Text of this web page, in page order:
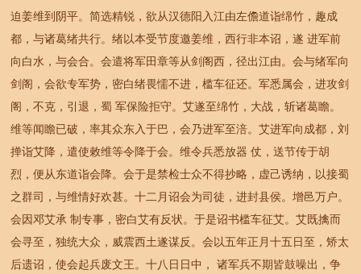
迫姜维到阴平。简选精锐，欲从汉德阳入江由左儋道诣绵竹，趣成
都，与诸葛绪共行。绪以本受节度邀姜维，西行非本诏，遂 进军前
向白水，与会合。会遣将军田章等从剑阁西，径出江由。会与绪军向
剑阁，会欲专军势，密白绪畏懦不进，槛车征还。军悉属会，进攻剑
阁，不克，引退，蜀 军保险拒守。艾遂至绵竹，大战，斩诸葛瞻。
维等闻瞻已破，率其众东入于巴，会乃进军至涪。艾进军向成都，刘
掸诣艾降，遣使敕维等令降于会。维令兵悉放器 仗，送节传于胡
烈，便从东道诣会降。会于是禁检士众不得抄略，虚己诱纳，以接蜀
之群司，与维情好欢甚。十二月诏会为司徒，进封县侯。增邑万户。
会因邓艾承 制专事，密白艾有反状。于是诏书槛车征艾。艾既擒而
会寻至，独统大众，威震西土遂谋反。会以五年正月十五日至，矫太
后遗诏，使会起兵废文王。十八日日中， 诸军兵不期皆鼓噪出，争